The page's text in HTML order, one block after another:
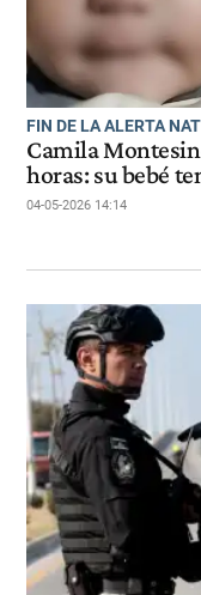
FIN DE LA ALERTA
Camila
horas: su bebé
04-05-2026 14:14